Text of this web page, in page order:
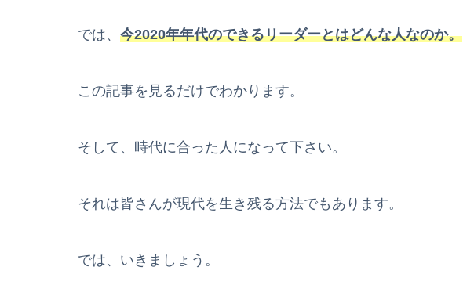
では、 今2020年年代のできるリーダーとはどんな人なのか。
この記事を見るだけでわかります。
そして、時代に合った人になって下さい。
それは皆さんが現代を生き残る方法でもあります。
では、いきましょう。